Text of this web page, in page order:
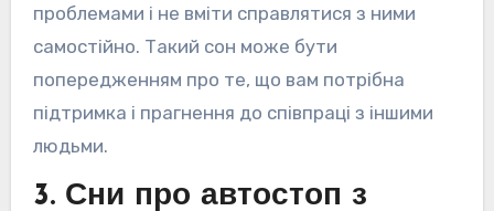
проблемами і не вміти справлятися з ними
самостійно. Такий сон може бути
попередженням про те, що вам потрібна
підтримка і прагнення до співпраці з іншими
людьми.
3. Сни про автостоп з